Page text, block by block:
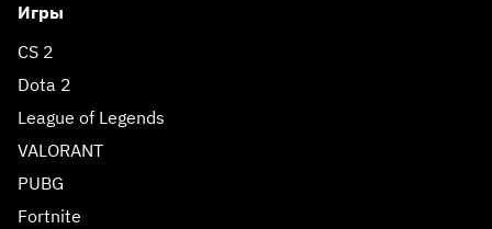
Игры
CS 2
Dota 2
League of Legends
VALORANT
PUBG
Fortnite